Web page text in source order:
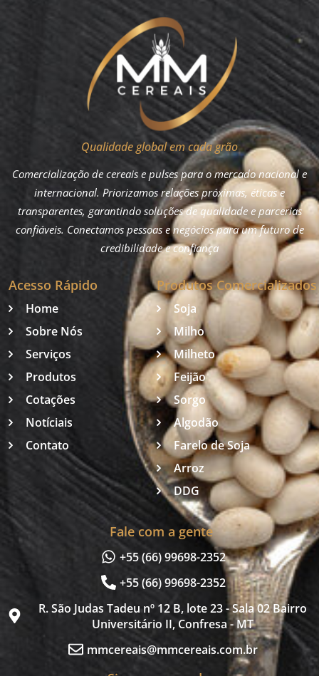
Qualidade global em cada grão
Comercialização de cereais e pulses para o mercado nacional e
internacional. Priorizamos relações próximas, éticas e
transparentes, garantindo soluções de qualidade e parcerias
confiáveis. Conectamos pessoas e negócios para um futuro de
credibilidade e confiança
Acesso Rápido
Home
Sobre Nós
Serviços
Produtos
Cotações
Notíciais
Contato
Produtos Comercializados
Soja
Milho
Milheto
Feijão
Sorgo
Algodão
Farelo de Soja
Arroz
DDG
Fale com a gente
+55 (66) 99698-2352
+55 (66) 99698-2352
R. São Judas Tadeu nº 12 B, lote 23 - Sala 02 Bairro
Universitário II, Confresa - MT
mmcereais@mmcereais.com.br